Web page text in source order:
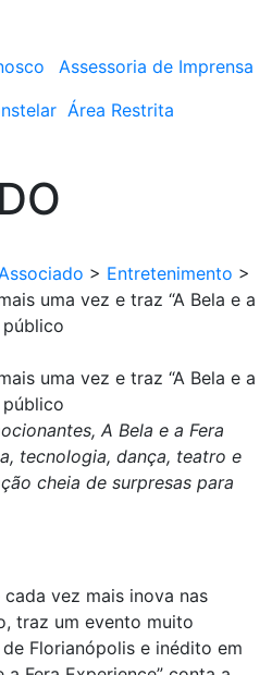
Assessoria de Imprensa
Área Restrita
> Entretenimento >
uma vez e traz “A Bela e a
público
uma vez e traz “A Bela e a
público
A Bela e a Fera
tecnologia, dança, teatro e
cheia de surpresas para
vez mais inova nas
traz um evento muito
Florianópolis e inédito em